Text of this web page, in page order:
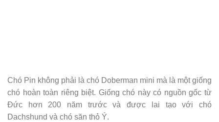
Chó Pin không phải là chó Doberman mini mà là một giống
chó hoàn toàn riêng biệt. Giống chó này có nguồn gốc từ
Đức hơn 200 năm trước và được lai tạo với chó
Dachshund và chó săn thỏ Ý.